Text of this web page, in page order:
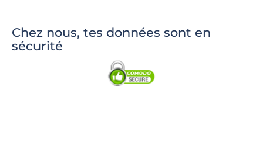
Chez nous, tes données sont en
sécurité